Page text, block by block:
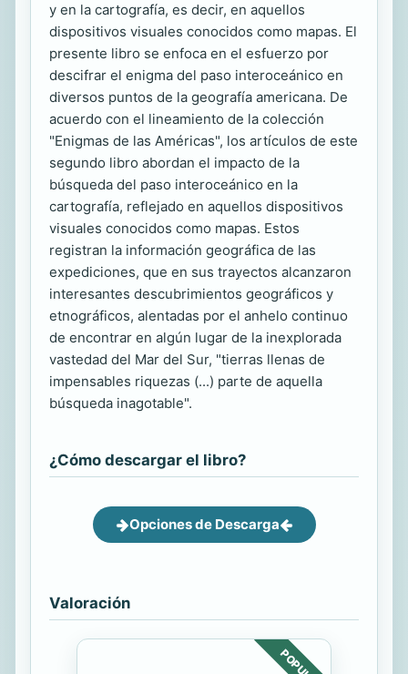
y en la cartografía, es decir, en aquellos
dispositivos visuales conocidos como mapas. El
presente libro se enfoca en el esfuerzo por
descifrar el enigma del paso interoceánico en
diversos puntos de la geografía americana. De
acuerdo con el lineamiento de la colección
"Enigmas de las Américas", los artículos de este
segundo libro abordan el impacto de la
búsqueda del paso interoceánico en la
cartografía, reflejado en aquellos dispositivos
visuales conocidos como mapas. Estos
registran la información geográfica de las
expediciones, que en sus trayectos alcanzaron
interesantes descubrimientos geográficos y
etnográficos, alentadas por el anhelo continuo
de encontrar en algún lugar de la inexplorada
vastedad del Mar del Sur, "tierras llenas de
impensables riquezas (...) parte de aquella
búsqueda inagotable".
¿Cómo descargar el libro?
Opciones de Descarga
Valoración